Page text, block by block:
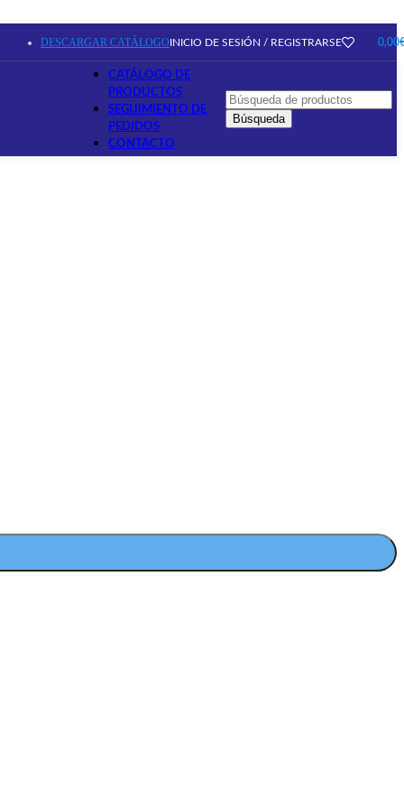
DESCARGAR CATÁLOGOINICIO DE SESIÓN / REGISTRARSE 0,00
CATÁLOGO DE
PRODUCTOS
SEGUIMIENTO DE
PEDIDOS
CONTACTO
Búsqueda